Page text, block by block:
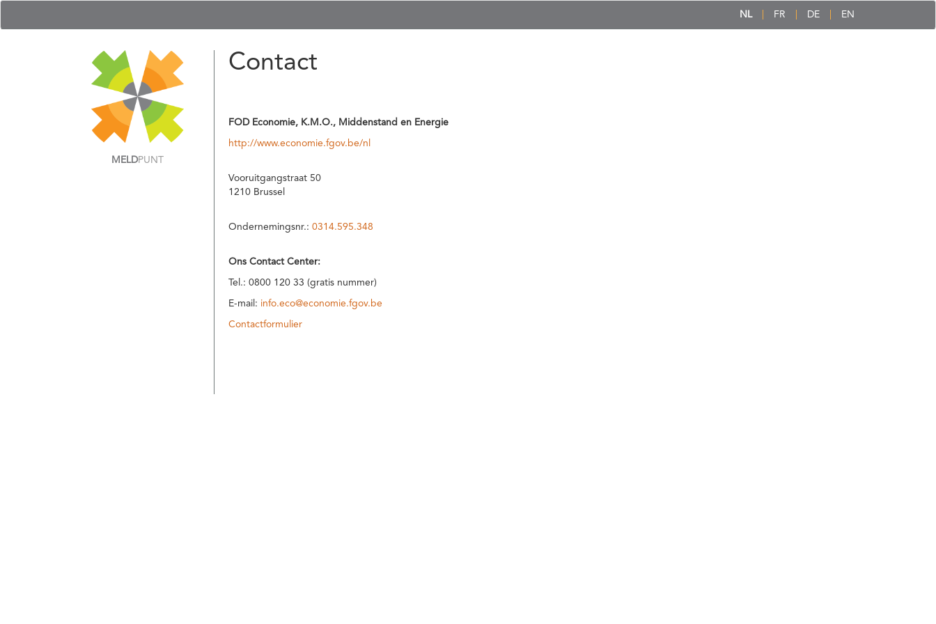
NL FR DE EN
MELDPUNT
Contact
FOD Economie, K.M.O., Middenstand en Energie
http://www.economie.fgov.be/nl
Vooruitgangstraat 50
1210 Brussel
Ondernemingsnr.: 0314.595.348
Ons Contact Center:
Tel.: 0800 120 33 (gratis nummer)
E-mail: info.eco@economie.fgov.be
Contactformulier